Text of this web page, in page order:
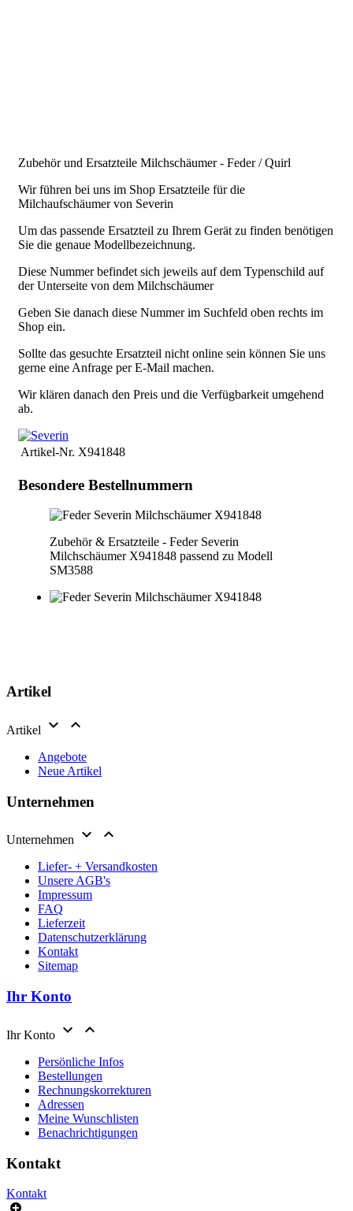
Zubehör und Ersatzteile Milchschäumer - Feder / Quirl
Wir führen bei uns im Shop Ersatzteile für die
Milchaufschäumer von Severin
Um das passende Ersatzteil zu Ihrem Gerät zu finden benötigen
Sie die genaue Modellbezeichnung.
Diese Nummer befindet sich jeweils auf dem Typenschild auf
der Unterseite von dem Milchschäumer
Geben Sie danach diese Nummer im Suchfeld oben rechts im
Shop ein.
Sollte das gesuchte Ersatzteil nicht online sein können Sie uns
gerne eine Anfrage per E-Mail machen.
Wir klären danach den Preis und die Verfügbarkeit umgehend
ab.
Artikel-Nr. X941848
Besondere Bestellnummern
Zubehör & Ersatzteile - Feder Severin
Milchschäumer X941848 passend zu Modell
SM3588
Artikel
Artikel  
Angebote
Neue Artikel
Unternehmen
Unternehmen  
Liefer- + Versandkosten
Unsere AGB's
Impressum
FAQ
Lieferzeit
Datenschutzerklärung
Kontakt
Sitemap
Ihr Konto
Ihr Konto  
Persönliche Infos
Bestellungen
Rechnungskorrekturen
Adressen
Meine Wunschlisten
Benachrichtigungen
Kontakt
Kontakt